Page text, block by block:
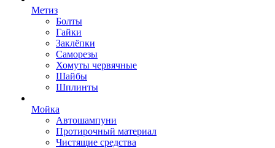
Метиз
Болты
Гайки
Заклёпки
Саморезы
Хомуты червячные
Шайбы
Шплинты
Мойка
Автошампуни
Протирочный материал
Чистящие средства